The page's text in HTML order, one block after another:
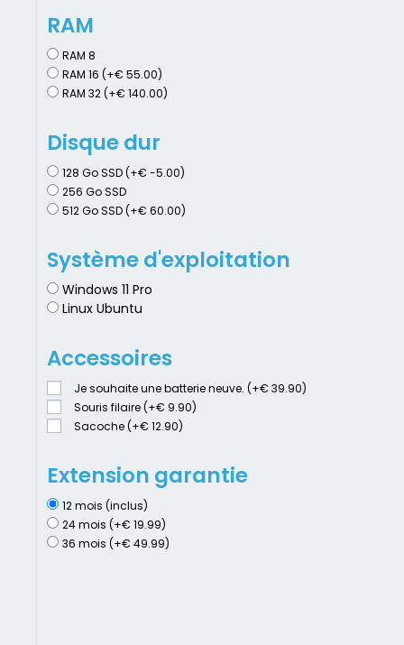
RAM
RAM 8
RAM 16 (+€ 55.00)
RAM 32 (+€ 140.00)
Disque dur
128 Go SSD (+€ -5.00)
256 Go SSD
512 Go SSD (+€ 60.00)
Système d'exploitation
Windows 11 Pro
Linux Ubuntu
Accessoires
Je souhaite une batterie neuve. (+€ 39.90)
Souris filaire (+€ 9.90)
Sacoche (+€ 12.90)
Extension garantie
12 mois (inclus)
24 mois (+€ 19.99)
36 mois (+€ 49.99)